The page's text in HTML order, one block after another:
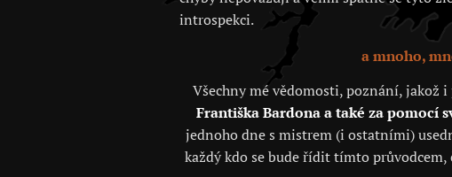
introspekci.
a mnoho,
Všechny mé vědomosti, poznání, jakož
Františka Bardona a také za pomocí
jednoho dne s mistrem (i ostatními)
každý kdo se bude řídit tímto